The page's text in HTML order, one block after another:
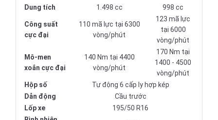
Dung tích
1.498 cc 998 cc
Công suất
cực đại
110 mã lực tại 6300
vòng/phút
123 mã lực
tại 6000
vòng/phút
Mô-men
xoắn cực đại
140 Nm tại 4400
vòng/phút
170 Nm tại
1400 - 4500
vòng/phút
Hộp số
Tự động 6 cấp ly hợp kép
Dẫn động
Cầu trước
Lốp xe
195/50 R16